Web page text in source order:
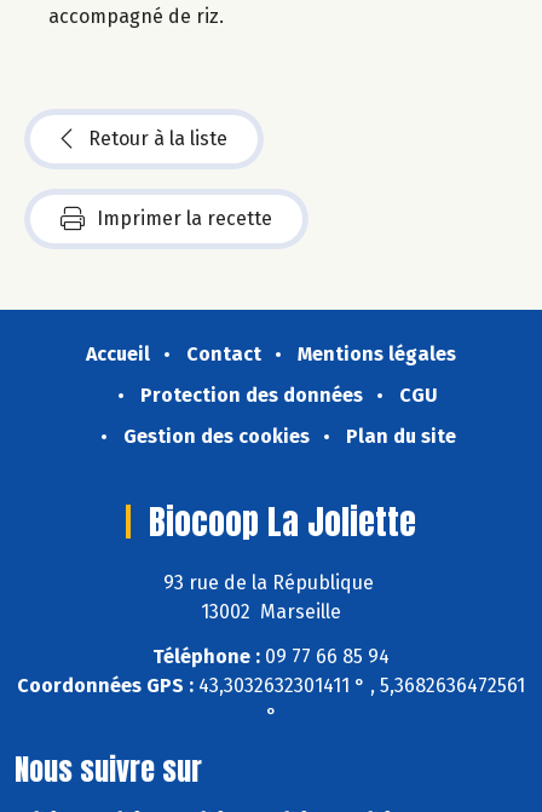
accompagné de riz.
Retour à la liste
Imprimer la recette
Accueil Contact
Mentions légales
Protection des données
CGU
Gestion des cookies
Plan du site
Biocoop La Joliette
93 rue de la République
13002 Marseille
Téléphone : 09 77 66 85 94
Coordonnées GPS : 43,3032632301411 ° , 5,3682636472561
°
Nous suivre sur